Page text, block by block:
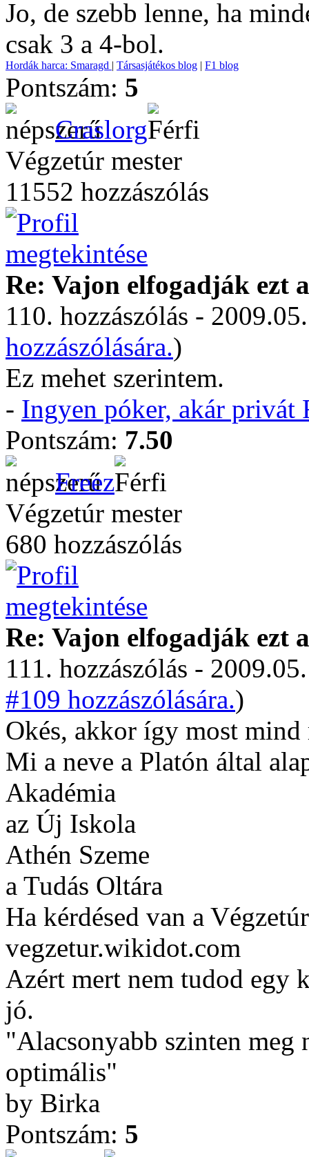
Jo, de szebb lenne, ha
csak 3 a 4-bol.
Hordák harca: Smaragd | Társasjátékos blog | F1 blog
Pontszám: 5
Craslorg
Végzetúr mester
11552 hozzászólás
Re: Vajon elfogadják ezt
110. hozzászólás -
hozzászólására.)
Ez mehet szerintem.
- Ingyen póker, akár privát
Pontszám: 7.50
Freez
Végzetúr mester
680 hozzászólás
Re: Vajon elfogadják ezt
111. hozzászólás -
#109 hozzászólására.)
Okés, akkor így most mind
Mi a neve a Platón által
Akadémia
az Új Iskola
Athén Szeme
a Tudás Oltára
Ha kérdésed van a
vegzetur.wikidot.com
Azért mert nem tudod egy
jó.
"Alacsonyabb szinten meg
optimális"
by Birka
Pontszám: 5